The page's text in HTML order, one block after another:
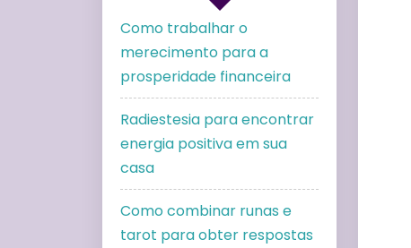
Como trabalhar o
merecimento para a
prosperidade financeira
Radiestesia para encontrar
energia positiva em sua
casa
Como combinar runas e
tarot para obter respostas